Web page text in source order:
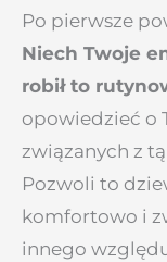
Po pierwsze
Niech Twoje
robił to
opowiedzieć o
związanych z
Pozwoli to
komfortowo i
innego